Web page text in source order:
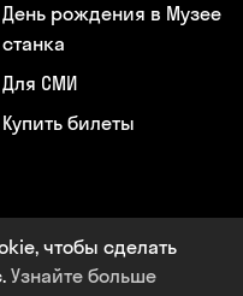
День рождения в Музее
станка
Для СМИ
Купить билеты
«Октава», ИНН:
адрес: 300041, РФ,
чтобы сделать
Узнайте больше